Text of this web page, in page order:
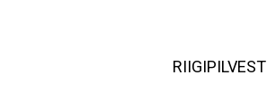
RIIGIPILVEST